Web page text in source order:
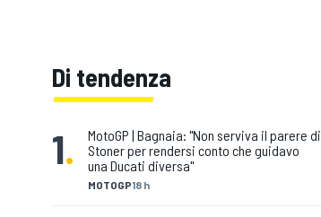
Di tendenza
1.
MOTOGP18 h
MotoGP | Bagnaia: "Non serviva il parere di
Stoner per rendersi conto che guidavo
una Ducati diversa"